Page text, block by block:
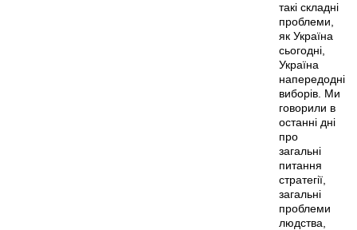
такі складні
проблеми,
як Україна
сьогодні,
Україна
напередодні
виборів. Ми
говорили в
останні дні
про
загальні
питання
стратегії,
загальні
проблеми
людства,